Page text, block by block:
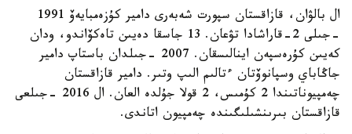
ال بالۋان، قازاقستان سپورت شەبەرى دامير كۇزەمبايەۆ 1991
-جىلى 2-قاراشادا تۋعان. 13 جاسقا دەيىن تاەكۆاندو، ودان
كەيىن كۇرەسپەن اينالىسقان. 2007 -جىلدان باستاپ دامير
جاڭاباي وسپانوۆتان ءتالىم الىپ وتىر. دامير قازاقستان
چەمپيوناتىندا 2 كۇمىس، 2 قولا جۇلدە العان. ال 2016 -جىلعى
قازاقستان بىرىنشىلىگىندە چەمپيون اتاندى.